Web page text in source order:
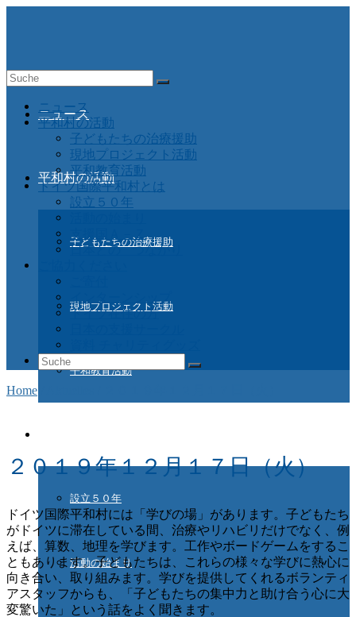
ニュース
平和村の活動
子どもたちの治療援助
現地プロジェクト活動
平和教育活動
設立５０年
活動の始まり
Suche
ニュース
平和村の活動
子どもたちの治療援助
現地プロジェクト活動
平和教育活動
ドイツ国際平和村とは
設立５０年
支援国Ａ－Ｚ
日本との つながり
インターンシップ
ドイツ在住の方
Suche
nach:
Home
２０１９年１２月１７日（火）
ドイツ国際平和村には「学びの場」があります。子どもたち
がドイツに滞在している間、治療やリハビリだけでなく、 例
えば、算数、地理を学びます。工作やボードゲームをするこ
ともあります。子どもたちは、これらの様々な学びに熱心に
向き合い、取り組みます。学びを提供してくれるボランティ
アスタッフからも、「子どもたちの集中力と助け合う心に大
変驚いた」という話をよく聞きます。